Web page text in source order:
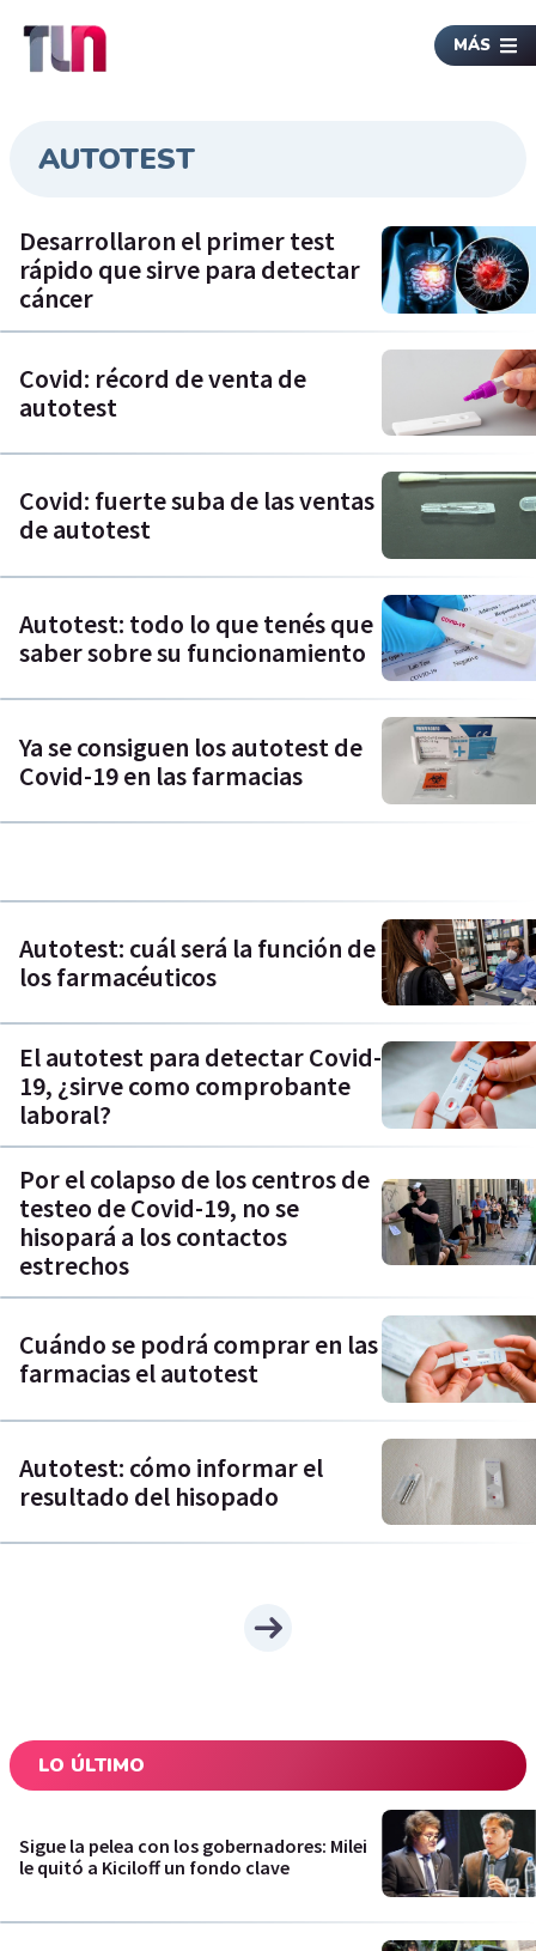
MÁS
AUTOTEST
Desarrollaron el primer test
rápido que sirve para detectar
cáncer
Covid: récord de venta de
autotest
Covid: fuerte suba de las ventas
de autotest
Autotest: todo lo que tenés que
saber sobre su funcionamiento
Ya se consiguen los autotest de
Covid-19 en las farmacias
Autotest: cuál será la función de
los farmacéuticos
El autotest para detectar Covid-
19, ¿sirve como comprobante
laboral?
Por el colapso de los centros de
testeo de Covid-19, no se
hisopará a los contactos
estrechos
Cuándo se podrá comprar en las
farmacias el autotest
Autotest: cómo informar el
resultado del hisopado
LO ÚLTIMO
Sigue la pelea con los gobernadores: Milei
le quitó a Kiciloff un fondo clave